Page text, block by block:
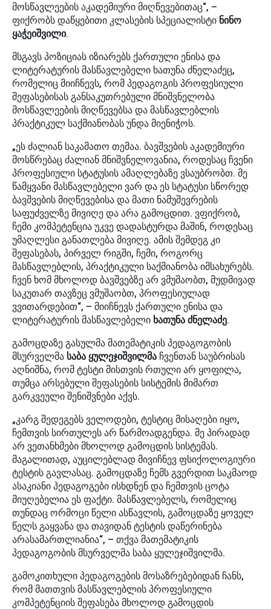
მოსწავლეების აკადემიური მიღწევებითაც“, –
ფიქრობს დაწყებითი კლასების სპეციალისტი ნინო
ყაჭეიშვილი.
მსგავს პოზიციას იზიარებს ქართული ენისა და
ლიტერატურის მასწავლებელი ხათუნა ძნელაძეც,
რომელიც მიიჩნევს, რომ პედაგოგის პროფესიული
შეფასებისას განსაკუთრებული მნიშვნელობა
მოსწავლეების მიღწევებსა და მასწავლებლის
პრაქტიკულ საქმიანობას უნდა მიენიჭოს.
„ეს ძალიან საკამათო თემაა. ბავშვების აკადემიური
მოსწრებაც ძალიან მნიშვნელოვანია, როდესაც ჩვენი
პროფესიული სტატუსის ამაღლებაზე ვსაუბრობთ. მე
წამყვანი მასწავლებელი ვარ და ეს სტატუსი სწორედ
ბავშვების მიღწევებისა და მათი ნამუშევრების
საფუძველზე მივიღე და არა გამოცდით. ვფიქრობ,
ჩემი კომპეტენცია უკვე დადასტურდა მაშინ, როდესაც
უმაღლესი განათლება მივიღე. ამის შემდეგ კი
შეფასებას, პირველ რიგში, ჩემი, როგორც
მასწავლებლის, პრაქტიკული საქმიანობა იმსახურებს.
ჩვენ ხომ მხოლოდ ბავშვებზე არ ვმუშაობთ, მუდმივად
საკუთარ თავზეც ვმუშაობთ, პროფესიულად
ვვითარდებით“, – მიიჩნევს ქართული ენისა და
ლიტერატურის მასწავლებელი ხათუნა ძნელაძე.
გამოცდაზე გასულმა მათემატიკის პედაგოგობის
მსურველმა საბა ყულეჯიშვილმა ჩვენთან საუბრისას
აღნიშნა, რომ ტესტი მისთვის რთული არ ყოფილა,
თუმცა არსებული შეფასების სისტემის მიმართ
გარკვეული შენიშვნები აქვს.
„კარგ შედეგებს ველოდები, ტესტიც მისაღები იყო,
ჩემთვის სირთულეს არ წარმოადგენდა. მე პირადად
არ ვეთანხმები მხოლოდ გამოცდის სისტემას.
მაგალითად, აუცილებლად მივიჩნევ ფსიქოლოგიური
ტესტის გავლასაც. გამოცდაზე ჩემს გვერდით საკმაოდ
ასაკიანი პედაგოგები ისხდნენ და ჩემთვის ცოტა
მიუღებელია ეს ფაქტი. მასწავლებელს, რომელიც
თუნდაც ორმოცი წელი ასწავლის, გამოცდაზე ყოველ
წელს გაყვანა და თავიდან ტესტის დაწერინება
არასამართლიანია“, – თქვა მათემატიკის
პედაგოგობის მსურველმა საბა ყულეჯიშვილმა.
გამოკითხული პედაგოგების მოსაზრებებიდან ჩანს,
რომ მათთვის მასწავლებლის პროფესიული
კომპეტენციის შეფასება მხოლოდ გამოცდის